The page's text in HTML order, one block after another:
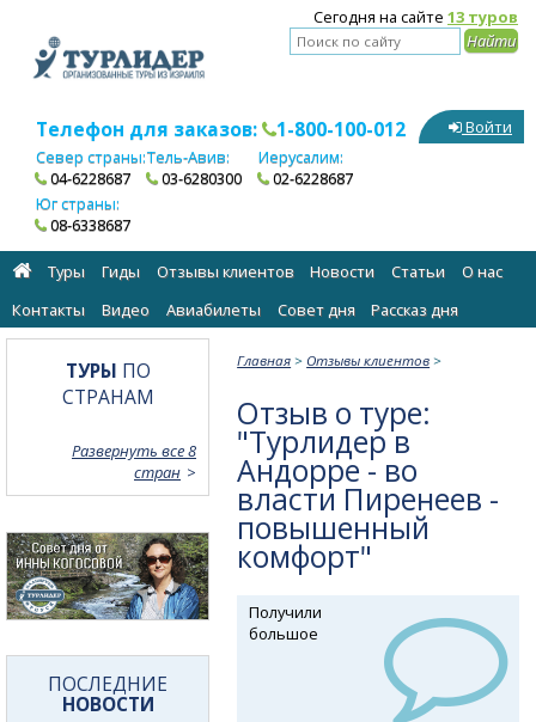
Сегодня на сайте 13 туров
Телефон для заказов: 1-800-100-012
Север страны:
04-6228687
Тель-Авив:
03-6280300
Иерусалим:
02-6228687
Юг страны:
08-6338687
Войти
Туры Гиды Отзывы клиентов Новости Статьи
О нас
Контакты
Видео Авиабилеты Cовет дня Рассказ дня
Главная > Отзывы клиентов >
Отзыв о туре:
"Турлидер в
Андорре - во
власти Пиренеев -
повышенный
комфорт"
Получили
большое
ТУРЫ ПО
СТРАНАМ
Развернуть все 8
стран
ПОСЛЕДНИЕ
НОВОСТИ